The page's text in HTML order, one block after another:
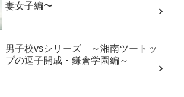
妻女子編〜
男子校vsシリーズ ～湘南ツートッ
プの逗子開成・鎌倉学園編～